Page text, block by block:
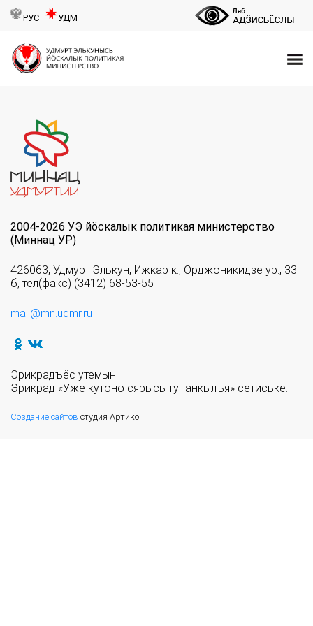
РУС УДМ
2004-2026 УЭ йöскалык политикая министерство
(Миннац УР)
426063, Удмурт Элькун, Ижкар к., Орджоникидзе ур., 33
б, тел(факс) (3412) 68-53-55
mail@mn.udmr.ru
Эрикрадъёс утемын.
Эрикрад «Уже кутоно сярысь тупанкылъя» сётӥське.
Создание сайтов студия Артико